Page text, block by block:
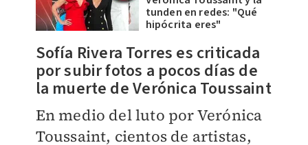
tunden en redes: "Qué
hipócrita eres"
Sofía Rivera Torres es criticada
por subir fotos a pocos días de
la muerte deVerónica Toussaint
En medio del luto por Verónica
Toussaint, cientos de artistas,